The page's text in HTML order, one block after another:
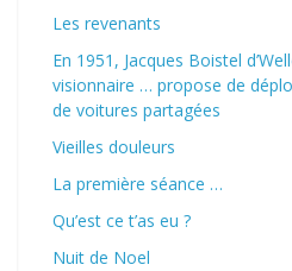
Les revenants
En 1951, Jacques Boistel
visionnaire … propose de
de voitures partagées
Vieilles douleurs
La première séance …
Qu’est ce t’as eu ?
Nuit de Noel